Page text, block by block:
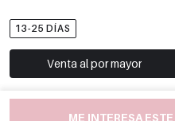
13-25 DÍAS
Venta al por mayor
ME INTERESA